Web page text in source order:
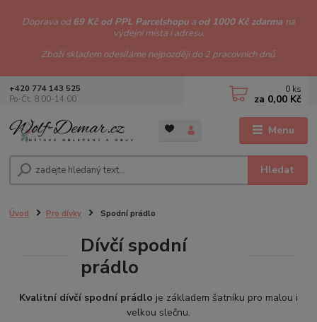
Doprava od69 Kč od PPL Parcelshopu a od 1000 Kč zdarma na
výdejní místa i adresu.
Zboží skladem odesíláme nejpozději do 2 pracovních dnů.
Menu
Hledat
+420 774 143 525
Po-Čt: 8.00-14.00
0 ks
za 0,00 Kč
Úvod Pro dívky Spodní prádlo
Dívčí spodní
prádlo
Kvalitní dívčí spodní prádlo je základem šatníku pro malou i
velkou slečnu.